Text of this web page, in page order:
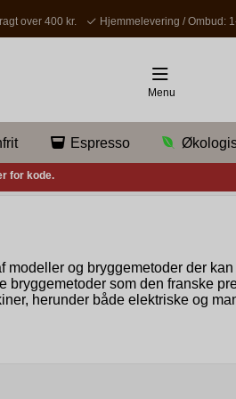
over 400 kr. Hjemmelevering / Ombud:
Menu
Espresso
for kode.
modeller og bryggemetoder der
som den franske
herunder både elektriske og